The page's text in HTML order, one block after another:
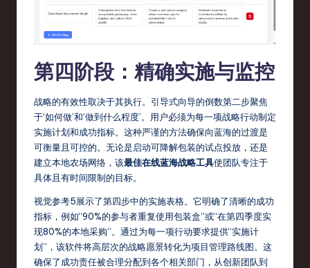
第四阶段：精确实施与监控
战略的有效性取决于其执行。引导式向导的倒数第二步聚焦
于‘如何做’和‘做到什么程度’。用户必须为每一项战略行动制定
实施计划和成功指标。这种严谨的方法确保向蓝海的过渡是
可衡量且可控的。无论是启动可降解包装的试点投放，还是
建立本地农场网络，该最佳在线蓝海战略工具使团队专注于
具体且有时间限制的目标。
视觉参考5展示了第四步中的实施表格。它明确了清晰的成功
指标，例如“90%的参与者重复使用包装盒”或“在第四季度实
现80%的本地采购”。通过为每一项行动要求提供“实施计
划”，该软件将高层次的战略愿景转化为项目管理路线图。这
确保了成功责任被合理分配到各个相关部门，从创新团队到